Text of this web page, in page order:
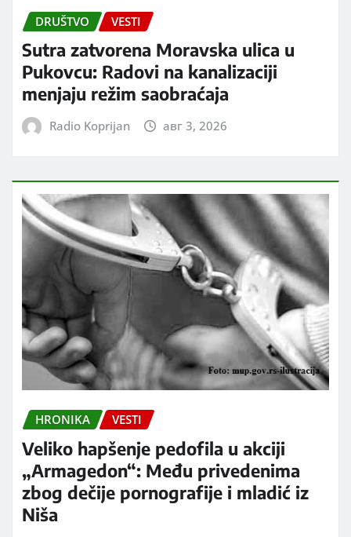
DRUŠTVO VESTI
Sutra zatvorena Moravska ulica u
Pukovcu: Radovi na kanalizaciji
menjaju režim saobraćaja
Radio Koprijan авг 3, 2026
HRONIKA VESTI
Veliko hapšenje pedofila u akciji
„Armagedon“: Među privedenima
zbog dečije pornografije i mladić iz
Niša